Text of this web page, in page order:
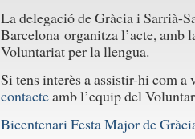
La delegació de Gràcia i Sarrià-
Barcelona organitza l’acte, amb
Voluntariat per la llengua.
Si tens interès a assistir-hi com a
contacteamb l’equip del
Bicentenari Festa Major de